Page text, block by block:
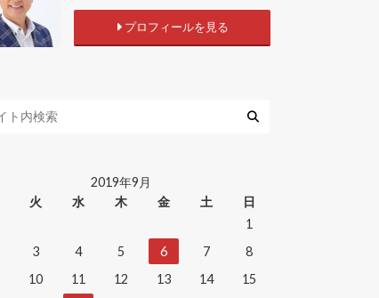
プロフィールを見る
2019年9月
火 水 木 金 土
日
1
3 4 5 6 7
8
10 11 12 13 14
15